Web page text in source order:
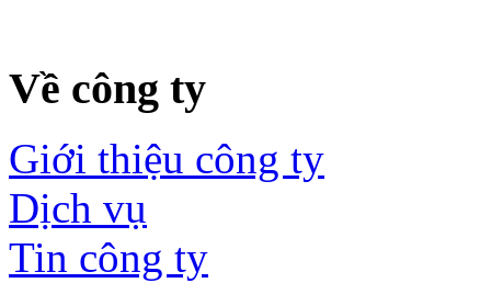
Về công ty
Giới thiệu công ty
Dịch vụ
Tin công ty